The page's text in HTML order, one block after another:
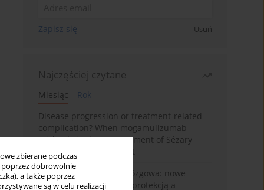
zbierane podczas
poprzez dobrowolnie
a także poprzez
są w celu realizacji
Zapisz się Usuń
Najczęściej czytane
Miesiąc
Rok
Disease progression or treatment-related
complication? When mogamulizumab
misleads in the management of Sézary
syndrome: A case report
BPC-157 i oś jelitowo-mózgowa: nowe
powiązania między cytoprotekcją a